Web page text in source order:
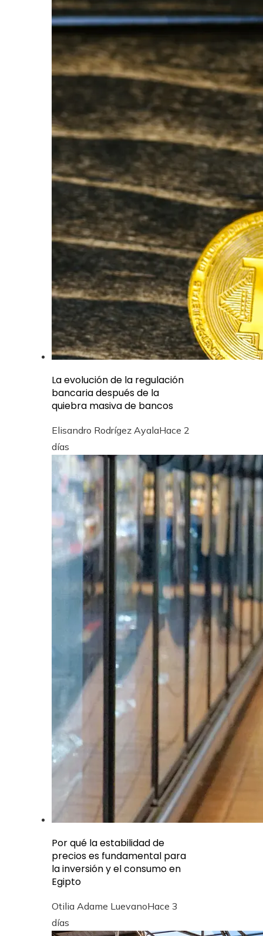
La evolución de la regulación
bancaria después de la
quiebra masiva de bancos
Elisandro Rodrígez AyalaHace 2
días
Por qué la estabilidad de
precios es fundamental para
la inversión y el consumo en
Egipto
Otilia Adame LuevanoHace 3
días